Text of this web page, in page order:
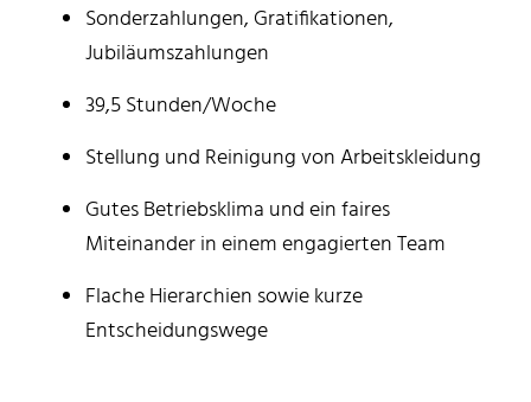
Sonderzahlungen, Gratifikationen,
Jubiläumszahlungen
39,5 Stunden/Woche
Stellung und Reinigung von Arbeitskleidung
Gutes Betriebsklima und ein faires
Miteinander in einem engagierten Team
Flache Hierarchien sowie kurze
Entscheidungswege